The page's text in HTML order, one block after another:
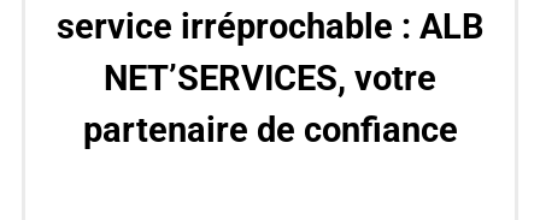
service irréprochable : ALB
NET’SERVICES, votre
partenaire de confiance